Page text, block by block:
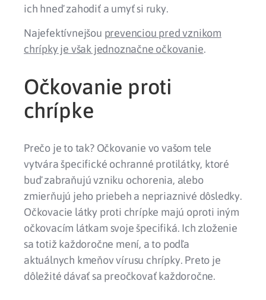
ich hneď zahodiť a umyť si ruky.
Najefektívnejšou prevenciou pred vznikom
chrípky je však jednoznačne očkovanie.
Očkovanie proti
chrípke
Prečo je to tak? Očkovanie vo vašom tele
vytvára špecifické ochranné protilátky, ktoré
buď zabraňujú vzniku ochorenia, alebo
zmierňujú jeho priebeh a nepriaznivé dôsledky.
Očkovacie látky proti chrípke majú oproti iným
očkovacím látkam svoje špecifiká. Ich zloženie
sa totiž každoročne mení, a to podľa
aktuálnych kmeňov vírusu chrípky. Preto je
dôležité dávať sa preočkovať každoročne.